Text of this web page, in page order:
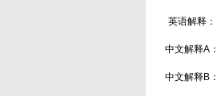
英语解释：
中文解释A：
中文解释B：